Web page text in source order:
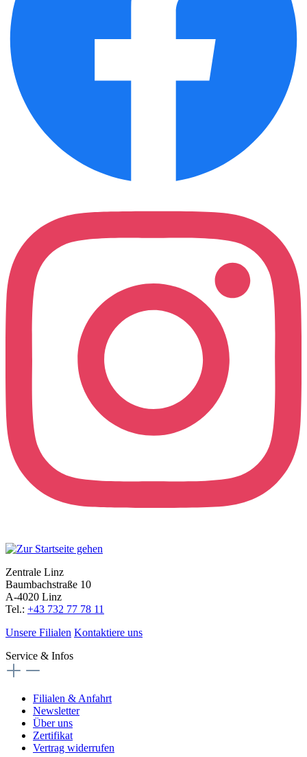
Zentrale Linz
Baumbachstraße 10
A-4020 Linz
Tel.: +43 732 77 78 11
Unsere Filialen Kontaktiere uns
Service & Infos
Filialen & Anfahrt
Newsletter
Über uns
Zertifikat
Vertrag widerrufen